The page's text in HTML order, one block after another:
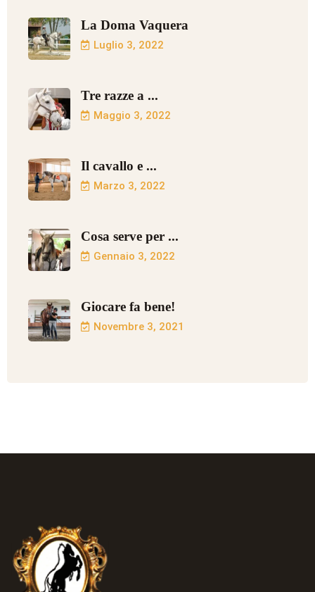
La Doma Vaquera
Luglio 3, 2022
Tre razze a ...
Maggio 3, 2022
Il cavallo e ...
Marzo 3, 2022
Cosa serve per ...
Gennaio 3, 2022
Giocare fa bene!
Novembre 3, 2021